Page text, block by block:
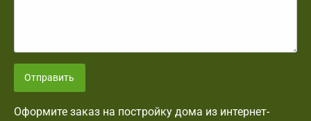
Отправить
Оформите заказ на постройку дома из интернет-